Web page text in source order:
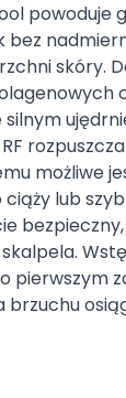
powoduje
bez
skóry.
możliwe
lub
pierwszym
brzuchu